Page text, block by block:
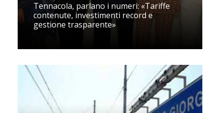
Tennacola, parlano i numeri: «Tariffe
contenute, investimenti record e
gestione trasparente»